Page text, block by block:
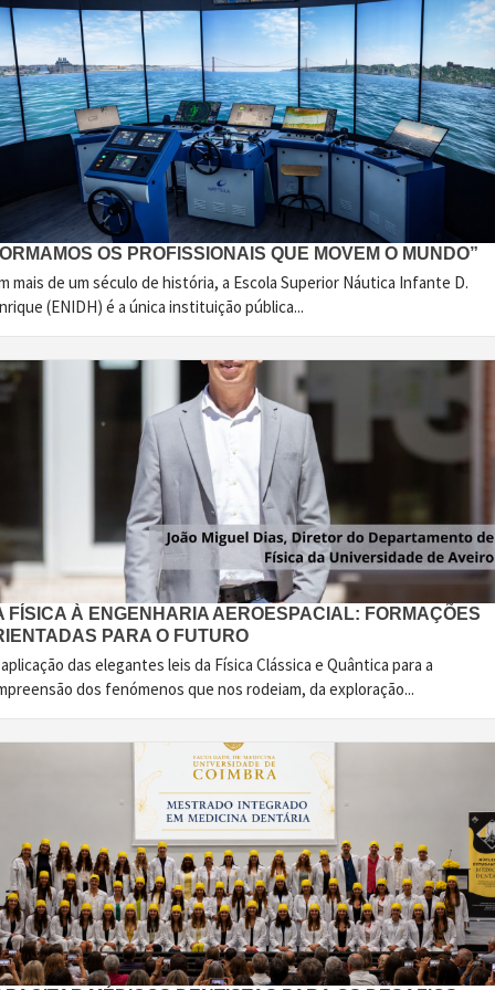
OS PROFISSIONAIS QUE MOVEM O MUNDO”
mais de um século de história, a Escola Superior Náutica Infante D.
(ENIDH) é a única instituição pública...
FÍSICA À ENGENHARIA AEROESPACIAL: FORMAÇÕES
PARA O FUTURO
das elegantes leis da Física Clássica e Quântica para a
dos fenómenos que nos rodeiam, da exploração...